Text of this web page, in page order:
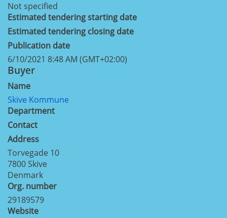
Not specified
Estimated tendering starting date
Estimated tendering closing date
Publication date
6/10/2021 8:48 AM (GMT+02:00)
Buyer
Name
Skive Kommune
Department
Contact
Address
Torvegade 10
7800 Skive
Denmark
Org. number
29189579
Website